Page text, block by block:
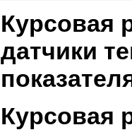
Курсовая
датчики
Курсовая